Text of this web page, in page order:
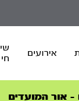
אירועים
חי
המלך
אור המועדים
>המלך